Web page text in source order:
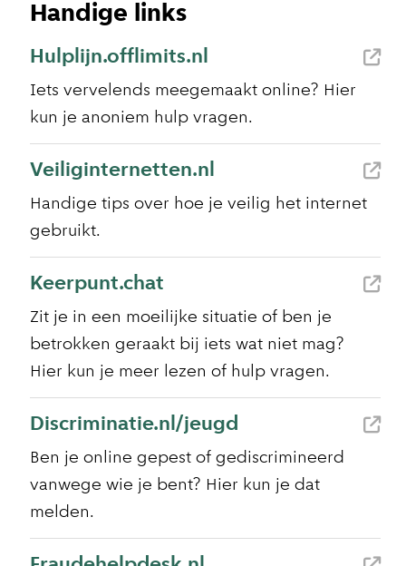
Handige links
Hulplijn.offlimits.nl
Iets vervelends meegemaakt online? Hier
kun je anoniem hulp vragen.
Veiliginternetten.nl
Handige tips over hoe je veilig het internet
gebruikt.
Keerpunt.chat
Zit je in een moeilijke situatie of ben je
betrokken geraakt bij iets wat niet mag?
Hier kun je meer lezen of hulp vragen.
Discriminatie.nl/jeugd
Ben je online gepest of gediscrimineerd
vanwege wie je bent? Hier kun je dat
melden.